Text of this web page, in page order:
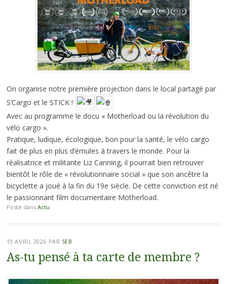
On organise notre première projection dans le local partagé par
S’Cargo et le STICK !
Avec au programme le docu « Motherload ou la révolution du
vélo cargo ».
Pratique, ludique, écologique, bon pour la santé, le vélo cargo
fait de plus en plus d’émules à travers le monde. Pour la
réalisatrice et militante Liz Canning, il pourrait bien retrouver
bientôt le rôle de « révolutionnaire social » que son ancêtre la
bicyclette a joué à la fin du 19e siècle. De cette conviction est né
le passionnant film documentaire Motherload.
Posté dans Actu
13 AVRIL 2026 PAR SEB
As-tu pensé à ta carte de membre ?